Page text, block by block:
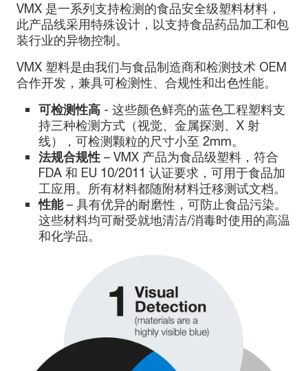
VMX 是一系列支持检测的食品安全级塑料材料，
此产品线采用特殊设计，以支持食品药品加工和包
装行业的异物控制。
VMX 塑料是由我们与食品制造商和检测技术 OEM
合作开发，兼具可检测性、合规性和出色性能。
可检测性高 - 这些颜色鲜亮的蓝色工程塑料支
持三种检测方式（视觉、金属探测、X 射
线），可检测颗粒的尺寸小至 2mm。
法规合规性 – VMX 产品为食品级塑料，符合
FDA 和 EU 10/2011 认证要求，可用于食品加
工应用。所有材料都随附材料迁移测试文档。
性能– 具有优异的耐磨性，可防止食品污染。
这些材料均可耐受就地清洁/消毒时使用的高温
和化学品。